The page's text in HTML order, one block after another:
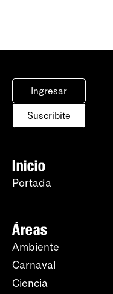
Ingresar
Suscribite
Inicio
Portada
Áreas
Ambiente
Carnaval
Ciencia